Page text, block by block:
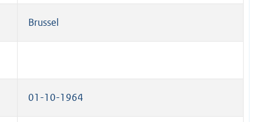
Brussel
01-10-1964